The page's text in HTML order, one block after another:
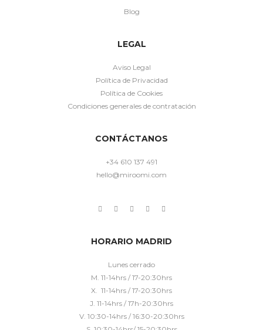
Blog
LEGAL
Aviso Legal
Política de Privacidad
Política de Cookies
Condiciones generales de contratación
CONTÁCTANOS
+34 610 137 491
hello@miroomi.com
HORARIO MADRID
Lunes cerrado
M. 11-14hrs / 17-20:30hrs
X. 11-14hrs / 17-20:30hrs
J. 11-14hrs / 17h-20:30hrs
V. 10:30-14hrs / 16:30-20:30hrs